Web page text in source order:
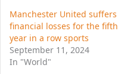
Manchester United suffers
financial losses for the fifth
year in a row sports
September 11, 2024
In "World"